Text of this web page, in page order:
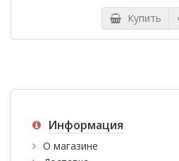
Купить
Информация
О магазине